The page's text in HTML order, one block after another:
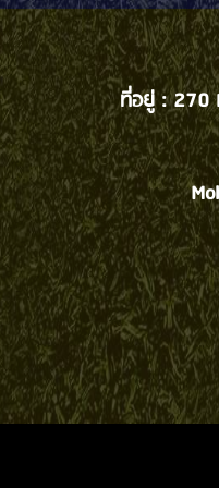
ที่อยู่ : 270